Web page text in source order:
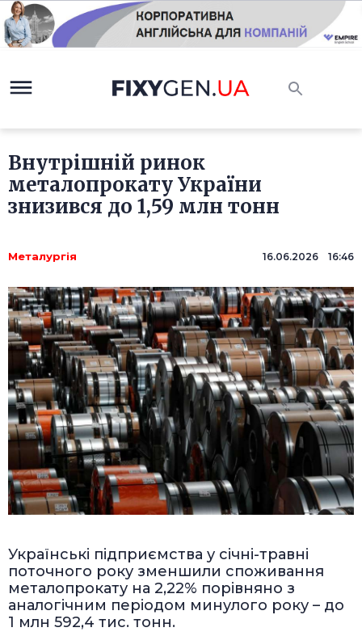
Внутрішній ринок
металопрокату України
знизився до 1,59 млн тонн
Металургія 16.06.2026 16:46
Українські підприємства у січні-травні
поточного року зменшили споживання
металопрокату на 2,22% порівняно з
аналогічним періодом минулого року – до
1 млн 592,4 тис. тонн.